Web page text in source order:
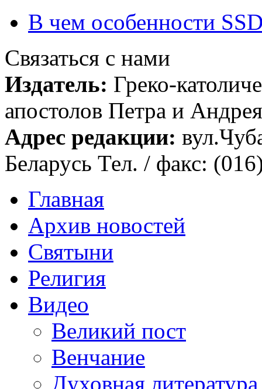
В чем особенности
Связаться с нами
Издатель: Греко-
апостолов Петра и
Адрес редакции:
Беларусь Тел. / факс:
Главная
Архив новостей
Святыни
Религия
Видео
Великий пост
Венчание
Духовная литература